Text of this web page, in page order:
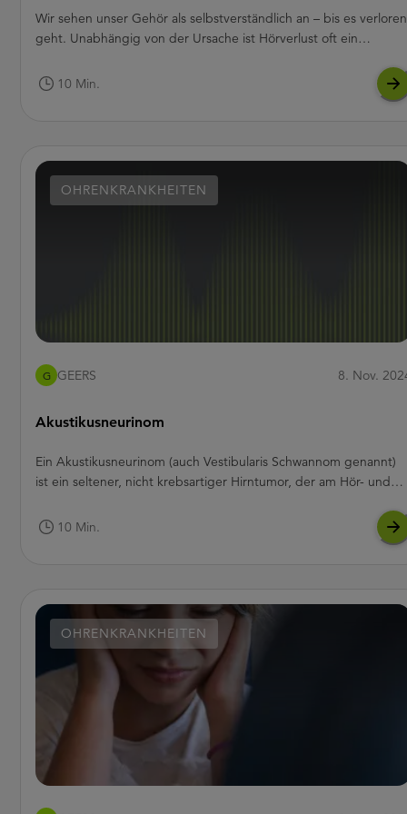
Wir sehen unser Gehör als selbstverständlich an – bis es verloren
geht. Unabhängig von der Ursache ist Hörverlust oft ein
Wenn uns die Veränderungen bewusstwerden, wirken sie sich
auf alle Lebensbereiche aus. Unbehandelt kann altersbedingter
Sprachentwicklungsprobleme bei Kindern, die sie ihr Leben lang
begleiten.
10 Min.
OHRENKRANKHEITEN
G GEERS 8. Nov.
Akustikusneurinom
Ein Akustikusneurinom (auch Vestibularis Schwannom genannt)
ist ein seltener, nicht krebsartiger Hirntumor, der am Hör- und
Dieser Nerv führt vom Innenohr zum Gehirn und trägt dazu bei,
das Gehörte zu verstehen. Akustikusneurinome sind in der
10 Min.
OHRENKRANKHEITEN